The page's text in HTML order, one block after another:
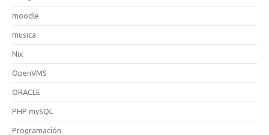
moodle
musica
Nix
OpenVMS
ORACLE
PHP mySQL
Programación